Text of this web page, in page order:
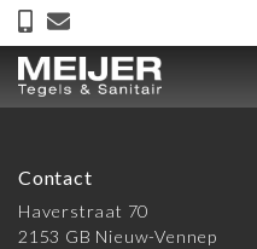
Contact
Haverstraat 70
2153 GB Nieuw-Vennep